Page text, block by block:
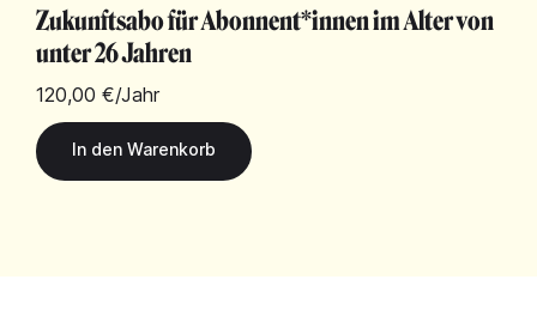
Zukunftsabo für Abonnent*innen im Alter von
unter 26 Jahren
120,00 €/Jahr